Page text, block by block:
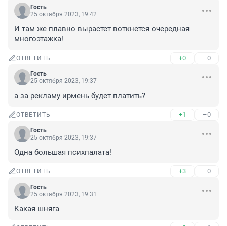
Гость
25 октября 2023, 19:42
И там же плавно вырастет воткнется очередная
многоэтажка!
ОТВЕТИТЬ +0 –0
Гость
25 октября 2023, 19:37
а за рекламу ирмень будет платить?
ОТВЕТИТЬ +1 –0
Гость
25 октября 2023, 19:37
Одна большая психпалата!
ОТВЕТИТЬ +3 –0
Гость
25 октября 2023, 19:31
Какая шняга